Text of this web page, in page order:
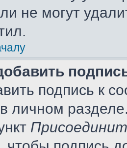
не могут
подпись к
личном